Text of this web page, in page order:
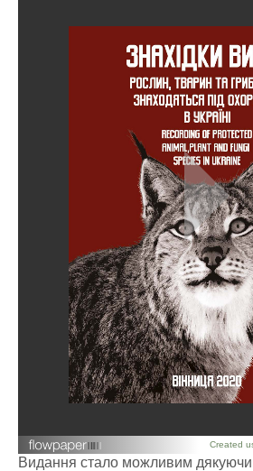
Created
Видання стало можливим